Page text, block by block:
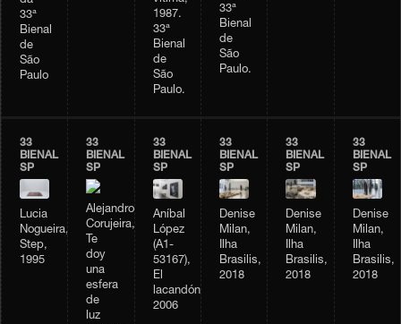
33ª
Bienal
de
São
Paulo
1987.
33ª
Bienal
de
São
Paulo.
33ª
Bienal
de
São
Paulo.
33
BIENAL
SP
Lucia
Nogueira,
Step,
1995
33
BIENAL
SP
Alejandro
Corujeira,
Te
doy
una
esfera
de
luz
33
BIENAL
SP
Aníbal
López
(A1-
53167),
El
lacandón,
2006
33
BIENAL
SP
Denise
Milan,
Ilha
Brasilis,
2018
33
BIENAL
SP
Denise
Milan,
Ilha
Brasilis,
2018
33
BIENAL
SP
Denise
Milan,
Ilha
Brasilis,
2018